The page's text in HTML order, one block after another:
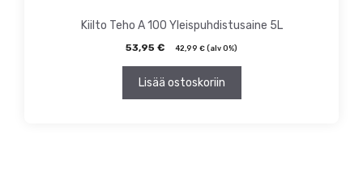
Kiilto Teho A 100 Yleispuhdistusaine 5L
53,95 € 42,99 € (alv 0%)
Lisää ostoskoriin